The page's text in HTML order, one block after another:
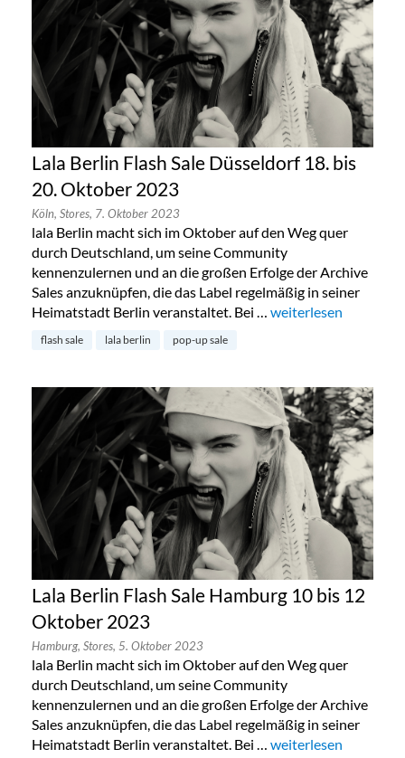
Lala Berlin Flash Sale Düsseldorf 18. bis
20. Oktober 2023
Köln, Stores, 7. Oktober 2023
lala Berlin macht sich im Oktober auf den Weg quer
durch Deutschland, um seine Community
kennenzulernen und an die großen Erfolge der Archive
Sales anzuknüpfen, die das Label regelmäßig in seiner
Heimatstadt Berlin veranstaltet. Bei … „Lala Berlin Flash
weiterlesen
flash sale lala berlin pop-up sale
Lala Berlin Flash Sale Hamburg 10 bis 12
Oktober 2023
Hamburg, Stores, 5. Oktober 2023
lala Berlin macht sich im Oktober auf den Weg quer
durch Deutschland, um seine Community
kennenzulernen und an die großen Erfolge der Archive
Sales anzuknüpfen, die das Label regelmäßig in seiner
Heimatstadt Berlin veranstaltet. Bei … „Lala Berlin Flash
weiterlesen